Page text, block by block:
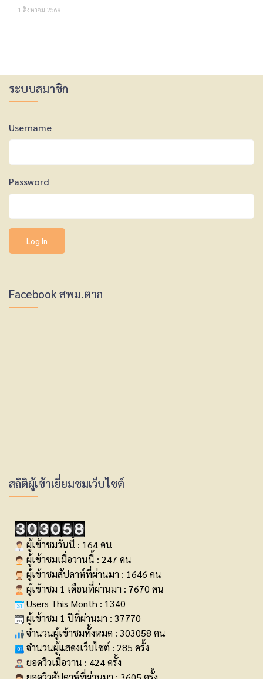
1 สิงหาคม 2569
ระบบสมาชิก
Username
Password
Facebook สพม.ตาก
สถิติผู้เข้าเยี่ยมชมเว็บไซต์
ผู้เข้าชมวันนี้ : 164 คน
ผู้เข้าชมเมื่อวานนี้ : 247 คน
ผู้เข้าชมสัปดาห์ที่ผ่านมา : 1646 คน
ผู้เข้าชม 1 เดือนที่ผ่านมา : 7670 คน
Users This Month : 1340
ผู้เข้าชม 1 ปีที่ผ่านมา : 37770
จำนวนผู้เข้าชมทั้งหมด : 303058 คน
จำนวนผู้แสดงเว็บไซต์ : 285 ครั้ง
ยอดวิวเมื่อวาน : 424 ครั้ง